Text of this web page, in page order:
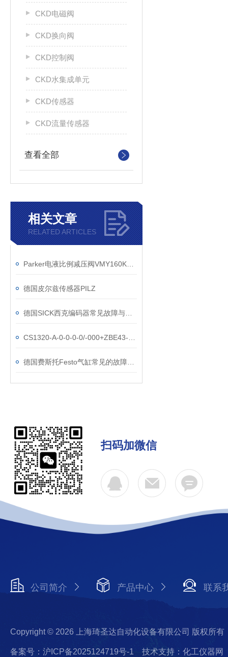
CKD电磁阀
CKD换向阀
CKD控制阀
CKD水集成单元
CKD传感器
CKD流量传感器
查看全部
相关文章
RELATED ARTICLES
德国皮尔兹传感器PILZ
扫码加微信
公司简介 产品中心 联系
Copyright © 2026 上海琦圣达自动化设备有限公司 版权所有
备案号：沪ICP备2025124719号-1 技术支持：化工仪器网